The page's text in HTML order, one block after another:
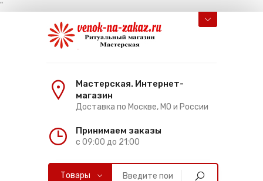
"
Мастерская. Интернет-
магазин
Доставка по Москве, МО и России
Принимаем заказы
с 09:00 до 21:00